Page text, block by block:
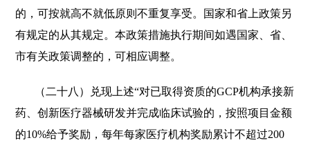
的，可按就高不就低原则不重复享受。国家和省上政策另
有规定的从其规定。本政策措施执行期间如遇国家、省、
市有关政策调整的，可相应调整。
（二十八）兑现上述“对已取得资质的GCP机构承接新
药、创新医疗器械研发并完成临床试验的，按照项目金额
的10%给予奖励，每年每家医疗机构奖励累计不超过200